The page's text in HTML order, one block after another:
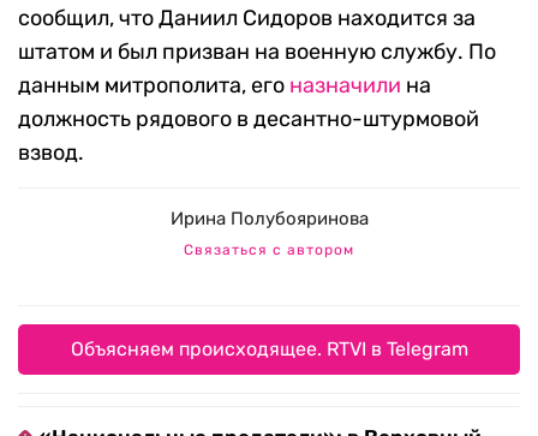
сообщил, что Даниил Сидоров находится за
штатом и был призван на военную службу. По
данным митрополита, его назначили на
должность рядового в десантно-штурмовой
взвод.
Ирина Полубояринова
Связаться с автором
Объясняем происходящее. RTVI в Telegram